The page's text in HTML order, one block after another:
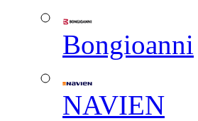
Вongioanni
NAVIEN